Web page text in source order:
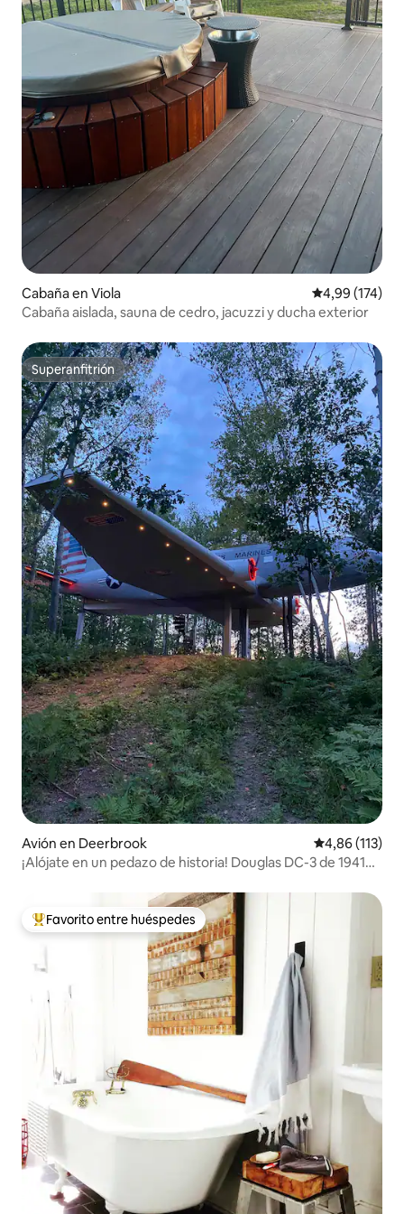
Cabaña en Viola Calificación
4,99 (174)
Cabaña aislada, sauna de cedro, jacuzzi y ducha exterior
Superanfitrión
Superanfitrión
Avión en Deerbrook Calificación
4,86 (113)
¡Alójate en un pedazo de historia! Douglas DC-3 de 1941
Favorito entre los huéspedes más destacados
Favorito entre huéspedes